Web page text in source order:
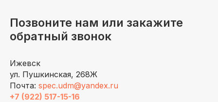
Позвоните нам или закажите
обратный звонок
Ижевск
ул. Пушкинская, 268Ж
Почта: spec.udm@yandex.ru
+7 (922) 517-15-16